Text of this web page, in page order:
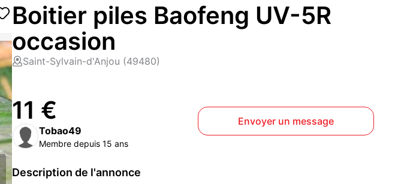
Boitier piles Baofeng UV-5R
occasion
Saint-Sylvain-d'Anjou (49480)
11 €
Tobao49
Membre depuis 15 ans
Envoyer un message
Description de l'annonce